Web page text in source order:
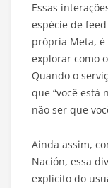
Essas
espécie de
própria Meta,
explorar como
Quando o
que “você está
não ser que
Ainda assim,
Nación, essa
explícito do